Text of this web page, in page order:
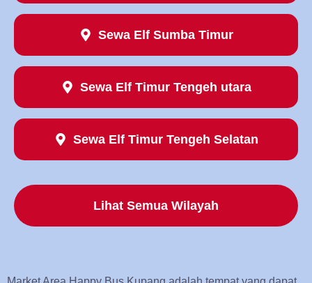
Sewa Elf Sumba Timur
Sewa Elf Timur Tengeh utara
Sewa Elf Timur Tengeh Selatan
Lihat Semua Wilayah